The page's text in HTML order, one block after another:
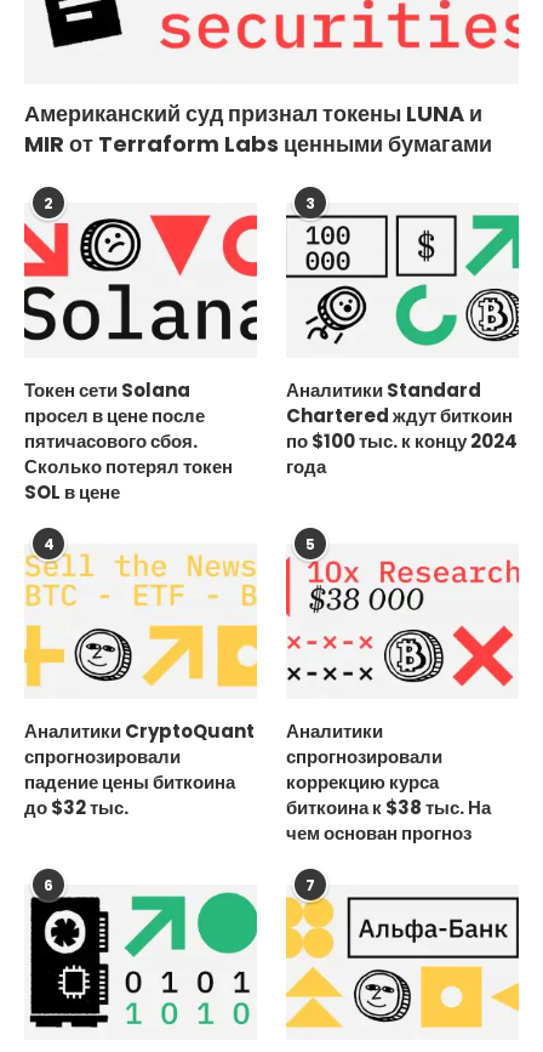
Американский суд признал токены LUNA и
MIR от Terraform Labs ценными бумагами
2
Токен сети Solana
просел в цене после
пятичасового сбоя.
Сколько потерял токен
SOL в цене
3
Аналитики Standard
Chartered ждут биткоин
по $100 тыс. к концу 2024
года
4
Аналитики CryptoQuant
спрогнозировали
падение цены биткоина
до $32 тыс.
5
Аналитики
спрогнозировали
коррекцию курса
биткоина к $38 тыс. На
чем основан прогноз
6 7